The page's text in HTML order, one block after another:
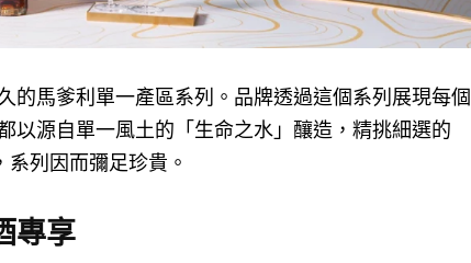
的馬爹利單一產區系列。品牌透過這個系列展現每個
以源自單一風土的「生命之水」釀造，精挑細選的
系列因而彌足珍貴。
專享